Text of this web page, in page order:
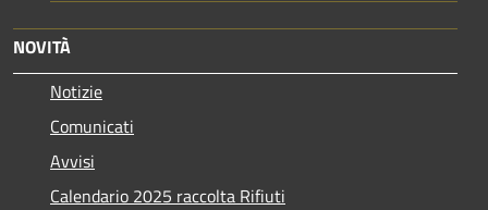
NOVITÀ
Notizie
Comunicati
Avvisi
Calendario 2025 raccolta Rifiuti